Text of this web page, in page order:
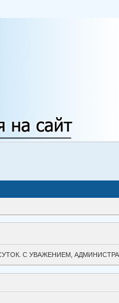
С УВАЖЕНИЕМ,